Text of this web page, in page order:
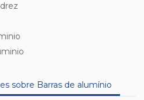
sobre Barras de alumínio